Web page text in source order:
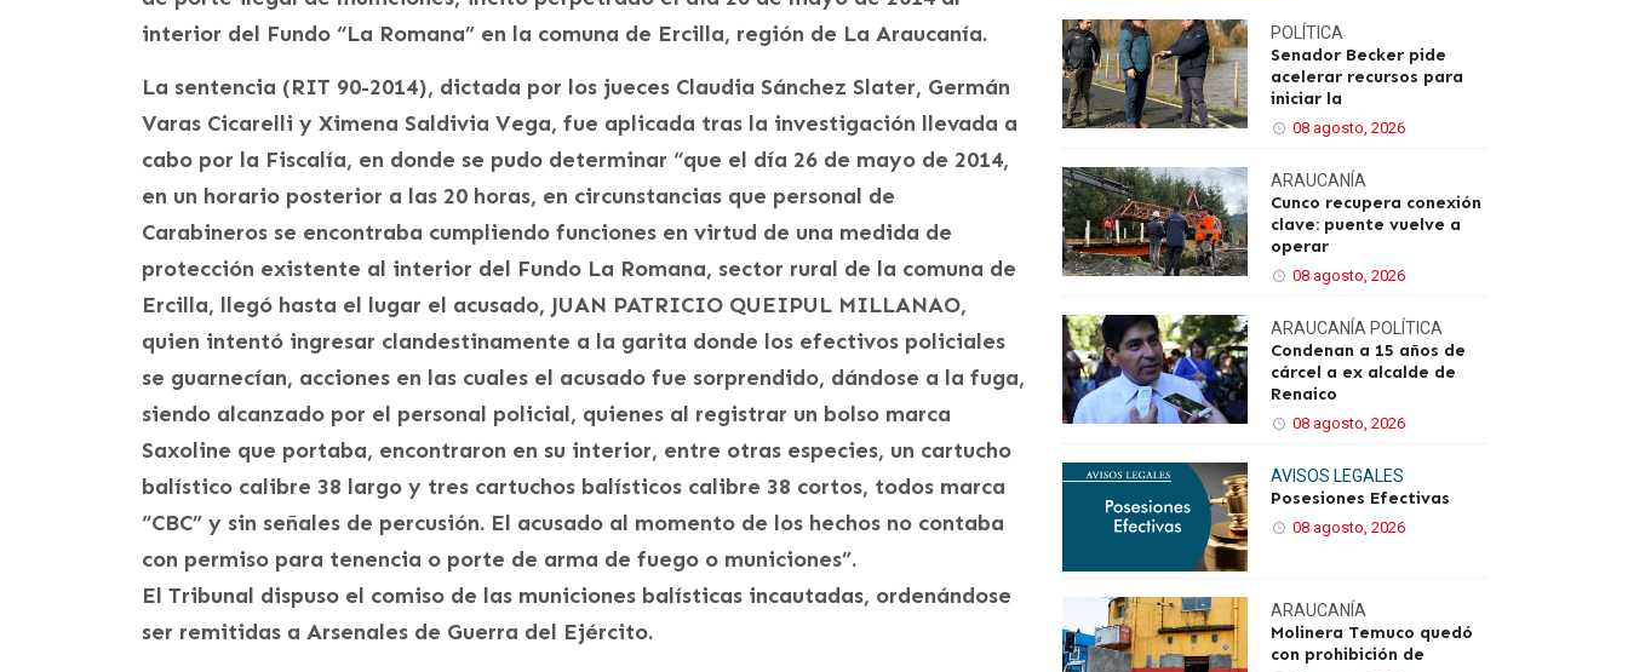
interior del Fundo “La Romana” en la comuna de Ercilla, región de La Araucanía.
La sentencia (RIT 90-2014), dictada por los jueces Claudia Sánchez Slater, Germán
Varas Cicarelli y Ximena Saldivia Vega, fue aplicada tras la investigación llevada a
cabo por la Fiscalía, en donde se pudo determinar “que el día 26 de mayo de 2014,
en un horario posterior a las 20 horas, en circunstancias que personal de
Carabineros se encontraba cumpliendo funciones en virtud de una medida de
protección existente al interior del Fundo La Romana, sector rural de la comuna de
Ercilla, llegó hasta el lugar el acusado, JUAN PATRICIO QUEIPUL MILLANAO,
quien intentó ingresar clandestinamente a la garita donde los efectivos policiales
se guarnecían, acciones en las cuales el acusado fue sorprendido, dándose a la fuga,
siendo alcanzado por el personal policial, quienes al registrar un bolso marca
Saxoline que portaba, encontraron en su interior, entre otras especies, un cartucho
balístico calibre 38 largo y tres cartuchos balísticos calibre 38 cortos, todos marca
“CBC” y sin señales de percusión. El acusado al momento de los hechos no contaba
con permiso para tenencia o porte de arma de fuego o municiones”.
El Tribunal dispuso el comiso de las municiones balísticas incautadas, ordenándose
ser remitidas a Arsenales de Guerra del Ejército.
POLÍTICA
Senador Becker pide
acelerar recursos para
iniciar la
08 agosto, 2026
ARAUCANÍA
Cunco recupera conexión
clave: puente vuelve a
operar
08 agosto, 2026
ARAUCANÍA POLÍTICA
Condenan a 15 años de
cárcel a ex alcalde de
Renaico
08 agosto, 2026
AVISOS LEGALES
Posesiones Efectivas
08 agosto, 2026
ARAUCANÍA
Molinera Temuco quedó
con prohibición de